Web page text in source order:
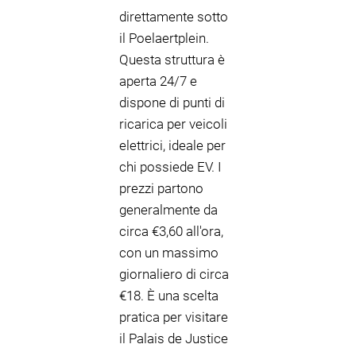
direttamente sotto
il Poelaertplein.
Questa struttura è
aperta 24/7 e
dispone di punti di
ricarica per veicoli
elettrici, ideale per
chi possiede EV. I
prezzi partono
generalmente da
circa €3,60 all'ora,
con un massimo
giornaliero di circa
€18. È una scelta
pratica per visitare
il Palais de Justice